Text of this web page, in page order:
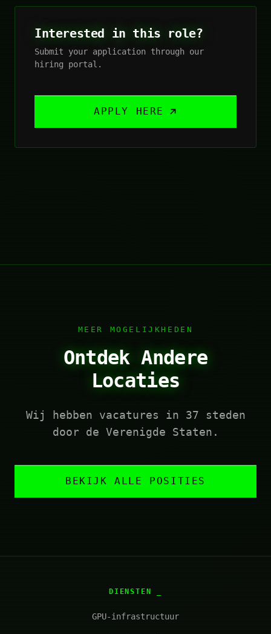
Interested in this role?
Submit your application through our
hiring portal.
APPLY HERE
MEER MOGELIJKHEDEN
Ontdek Andere
Locaties
Wij hebben vacatures in 37 steden
door de Verenigde Staten.
BEKIJK ALLE POSITIES
DIENSTEN
GPU-infrastructuur